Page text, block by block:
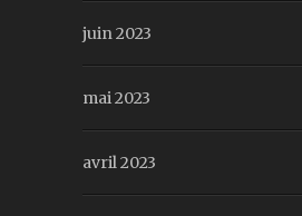
juin 2023
mai 2023
avril 2023